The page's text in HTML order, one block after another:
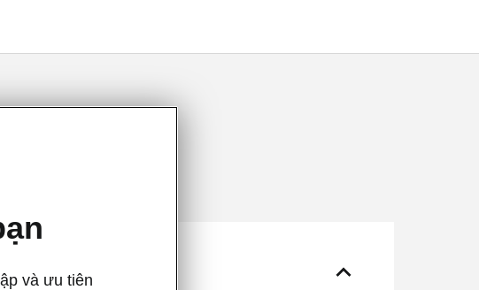
và ưu tiên